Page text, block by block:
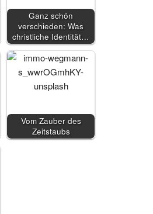
Ganz schön
verschieden: Was
christliche Identität…
Vom Zauber des
Zeitstaubs